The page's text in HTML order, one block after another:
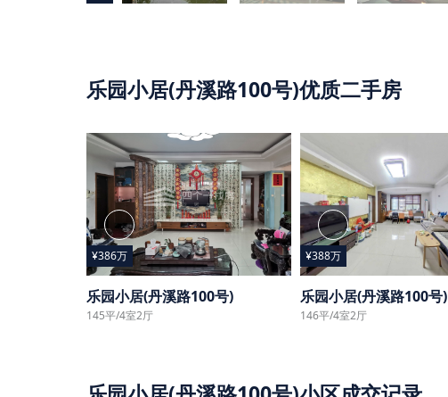
乐园小居(丹溪路100号)优质二手房
¥386万
乐园小居(丹溪路100号)
145平/4室2厅
¥388万
乐园小居(丹溪路100号)
146平/4室2厅